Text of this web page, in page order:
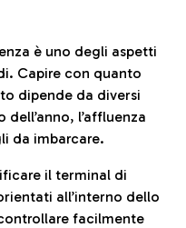
è uno degli aspetti
Capire con quanto
dipende da diversi
l’affluenza
da imbarcare.
il terminal di
all’interno dello
facilmente